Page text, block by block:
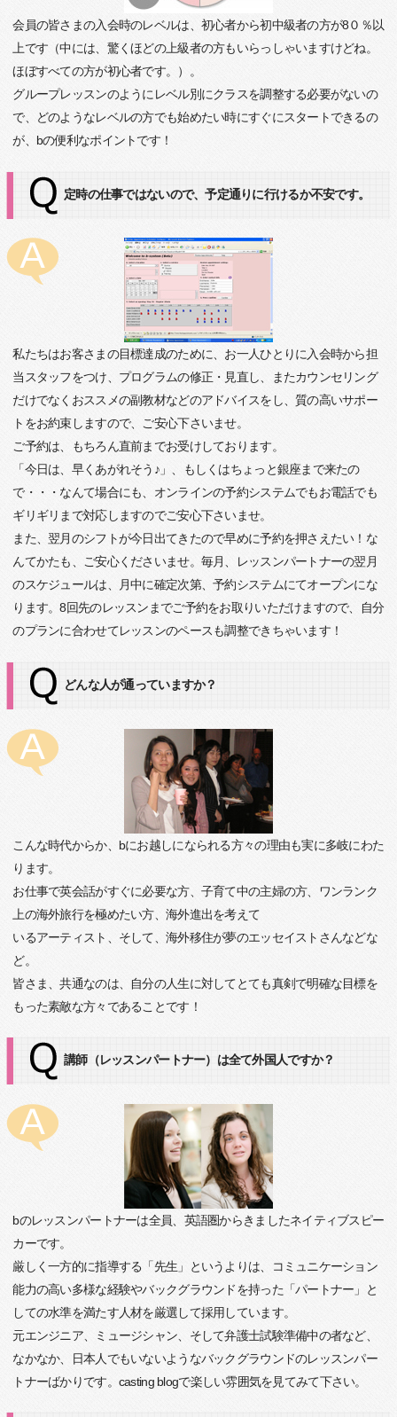
会員の皆さまの入会時のレベルは、初心者から初中級者の方が8０％以
上です（中には、驚くほどの上級者の方もいらっしゃいますけどね。
ほぼすべての方が初心者です。）。
グループレッスンのようにレベル別にクラスを調整する必要がないの
で、どのようなレベルの方でも始めたい時にすぐにスタートできるの
が、bの便利なポイントです！
定時の仕事ではないので、予定通りに行けるか不安です。
私たちはお客さまの目標達成のために、お一人ひとりに入会時から担
当スタッフをつけ、プログラムの修正・見直し、またカウンセリング
だけでなくおススメの副教材などのアドバイスをし、質の高いサポー
トをお約束しますので、ご安心下さいませ。
ご予約は、もちろん直前までお受けしております。
「今日は、早くあがれそう♪」、もしくはちょっと銀座まで来たの
で・・・なんて場合にも、オンラインの予約システムでもお電話でも
ギリギリまで対応しますのでご安心下さいませ。
また、翌月のシフトが今日出てきたので早めに予約を押さえたい！な
んてかたも、ご安心くださいませ。毎月、レッスンパートナーの翌月
のスケジュールは、月中に確定次第、予約システムにてオープンにな
ります。8回先のレッスンまでご予約をお取りいただけますので、自分
のプランに合わせてレッスンのペースも調整できちゃいます！
どんな人が通っていますか？
こんな時代からか、bにお越しになられる方々の理由も実に多岐にわた
ります。
お仕事で英会話がすぐに必要な方、子育て中の主婦の方、ワンランク
上の海外旅行を極めたい方、海外進出を考えて
いるアーティスト、そして、海外移住が夢のエッセイストさんなどな
ど。
皆さま、共通なのは、自分の人生に対してとても真剣で明確な目標を
もった素敵な方々であることです！
講師（レッスンパートナー）は全て外国人ですか？
bのレッスンパートナーは全員、英語圏からきましたネイティブスピー
カーです。
厳しく一方的に指導する「先生」というよりは、コミュニケーション
能力の高い多様な経験やバックグラウンドを持った「パートナー」と
しての水準を満たす人材を厳選して採用しています。
元エンジニア、ミュージシャン、そして弁護士試験準備中の者など、
なかなか、日本人でもいないようなバックグラウンドのレッスンパー
トナーばかりです。casting blogで楽しい雰囲気を見てみて下さい。